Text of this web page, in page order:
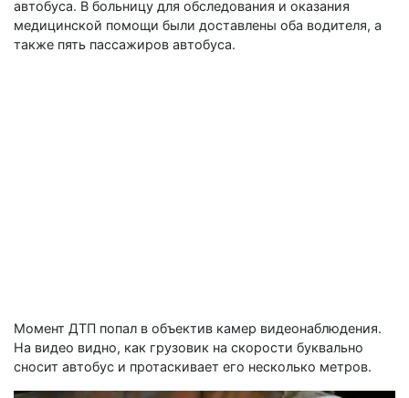
автобуса. В больницу для обследования и оказания
медицинской помощи были доставлены оба водителя, а
также пять пассажиров автобуса.
Момент ДТП попал в объектив камер видеонаблюдения.
На видео видно, как грузовик на скорости буквально
сносит автобус и протаскивает его несколько метров.